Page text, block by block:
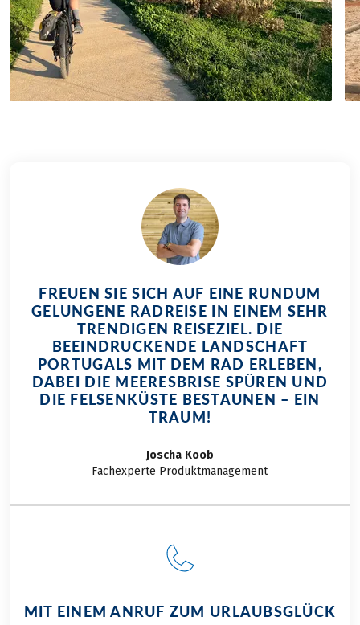
FREUEN SIE SICH AUF EINE RUNDUM
GELUNGENE RADREISE IN EINEM SEHR
TRENDIGEN REISEZIEL. DIE
BEEINDRUCKENDE LANDSCHAFT
PORTUGALS MIT DEM RAD ERLEBEN,
DABEI DIE MEERESBRISE SPÜREN UND
DIE FELSENKÜSTE BESTAUNEN – EIN
TRAUM!
Joscha Koob
Fachexperte Produktmanagement
MIT EINEM ANRUF ZUM URLAUBSGLÜCK